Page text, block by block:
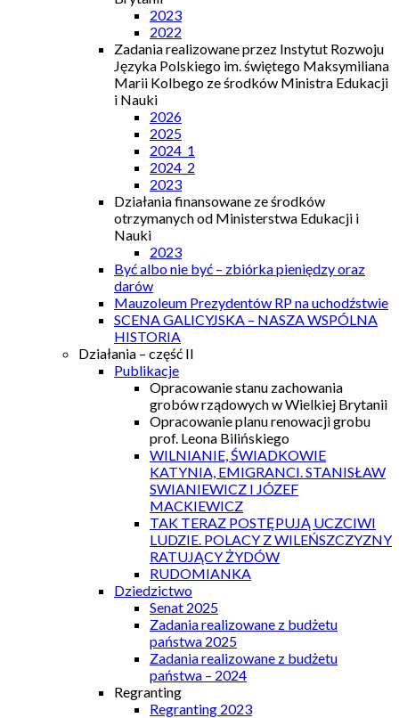
2023
2022
Zadania realizowane przez Instytut Rozwoju
Języka Polskiego im. świętego Maksymiliana
Marii Kolbego ze środków Ministra Edukacji
i Nauki
2026
2025
2024_1
2024_2
2023
Działania finansowane ze środków
otrzymanych od Ministerstwa Edukacji i
Nauki
2023
Być albo nie być – zbiórka pieniędzy oraz
darów
Mauzoleum Prezydentów RP na uchodźstwie
SCENA GALICYJSKA – NASZA WSPÓLNA
HISTORIA
Działania – część II
Publikacje
Opracowanie stanu zachowania
grobów rządowych w Wielkiej Brytanii
Opracowanie planu renowacji grobu
prof. Leona Bilińskiego
WILNIANIE, ŚWIADKOWIE
KATYNIA, EMIGRANCI. STANISŁAW
SWIANIEWICZ I JÓZEF
MACKIEWICZ
TAK TERAZ POSTĘPUJĄ UCZCIWI
LUDZIE. POLACY Z WILEŃSZCZYZNY
RATUJĄCY ŻYDÓW
RUDOMIANKA
Dziedzictwo
Senat 2025
Zadania realizowane z budżetu
państwa 2025
Zadania realizowane z budżetu
państwa – 2024
Regranting
Regranting 2023